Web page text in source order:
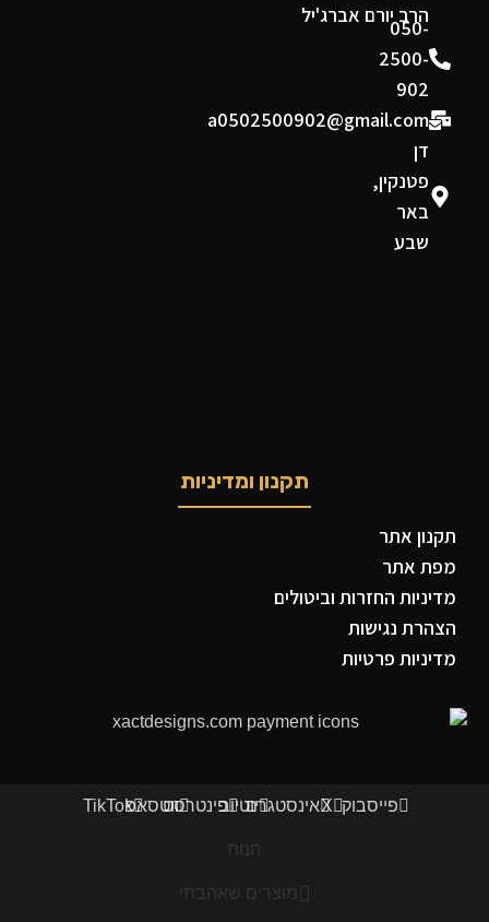
050-
2500-
902
a0502500902@gmail.com
דן
פטנקין,
באר
שבע
הרב יורם אברג'יל
תקנון ומדיניות
תקנון אתר
מפת אתר
מדיניות החזרות וביטולים
הצהרת נגישות
מדיניות פרטיות
פייסבוק XאינסטגרםיוטיובפינטרסטווטסאפTikTok
חנות
מוצרים שאהבתי